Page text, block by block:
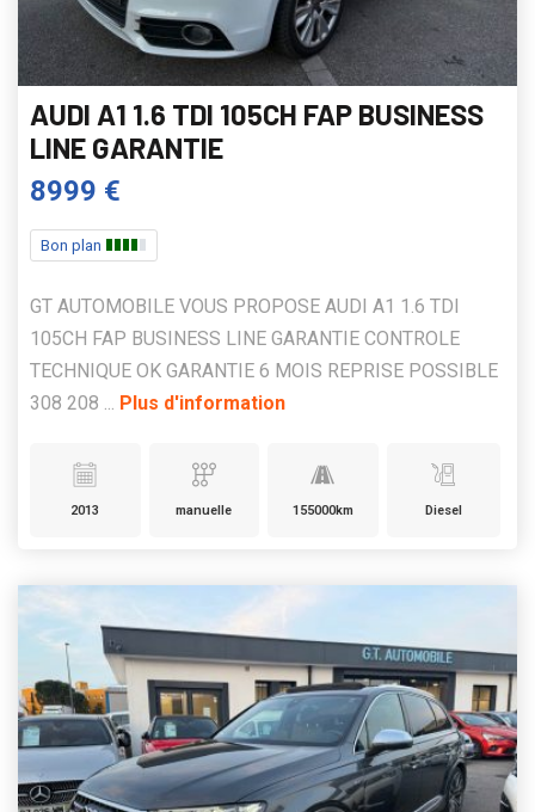
AUDI A1 1.6 TDI 105CH FAP BUSINESS
LINE GARANTIE
8999 €
Bon plan
GT AUTOMOBILE VOUS PROPOSE AUDI A1 1.6 TDI
105CH FAP BUSINESS LINE GARANTIE CONTROLE
TECHNIQUE OK GARANTIE 6 MOIS REPRISE POSSIBLE
308 208 ... Plus d'information
2013 manuelle 155000km Diesel